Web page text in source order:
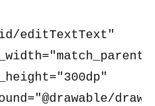
editTextText"